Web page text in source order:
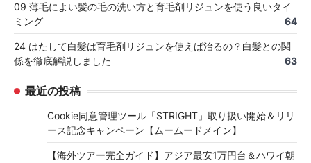
09 薄毛によい髪の毛の洗い方と育毛剤リジュンを使う良いタイ
ミング
64
24 はたして白髪は育毛剤リジュンを使えば治るの？白髪との関
係を徹底解説しました
63
最近の投稿
Cookie同意管理ツール「STRIGHT」取り扱い開始＆リリ
ース記念キャンペーン【ムームードメイン】
【海外ツアー完全ガイド】アジア最安1万円台＆ハワイ朝